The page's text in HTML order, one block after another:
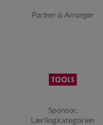
Partner & Arrangør
Sponsor,
Lærlingkategorien